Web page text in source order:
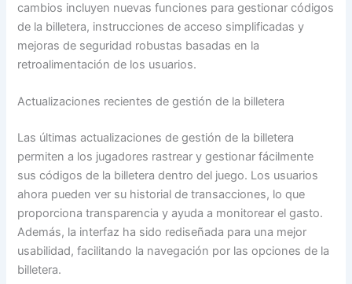
cambios incluyen nuevas funciones para gestionar códigos
de la billetera, instrucciones de acceso simplificadas y
mejoras de seguridad robustas basadas en la
retroalimentación de los usuarios.
Actualizaciones recientes de gestión de la billetera
Las últimas actualizaciones de gestión de la billetera
permiten a los jugadores rastrear y gestionar fácilmente
sus códigos de la billetera dentro del juego. Los usuarios
ahora pueden ver su historial de transacciones, lo que
proporciona transparencia y ayuda a monitorear el gasto.
Además, la interfaz ha sido rediseñada para una mejor
usabilidad, facilitando la navegación por las opciones de la
billetera.